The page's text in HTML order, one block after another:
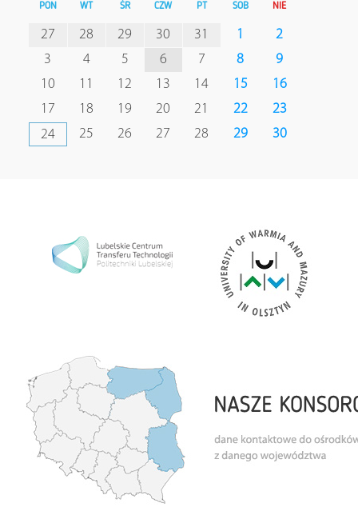
PON WT ŚR CZW PT SOB NIE
27 28 29 30 31 1
2
3
4 5 6 7 8
9
10
11 12 13 14 15
16
17
18 19 20 21 22
23
24
25 26 27 28 29 30